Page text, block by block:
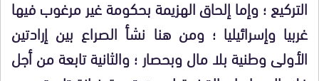
التركيع ؛ وإما إلحاق الهزيمة بحكومة غير مرغوب فيها
غربيا وإسرائيليا ؛ ومن هنا نشأ الصراع بين إرادتين
الأولى وطنية بلا مال وبحصار ؛ والثانية تابعة من أجل